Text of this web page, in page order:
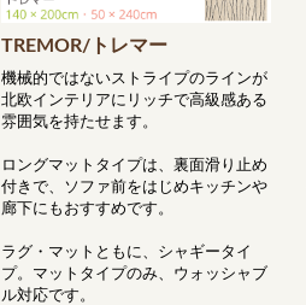
TREMOR/トレマー
機械的ではないストライプのラインが
北欧インテリアにリッチで高級感ある
雰囲気を持たせます。
ロングマットタイプは、裏面滑り止め
付きで、ソファ前をはじめキッチンや
廊下にもおすすめです。
ラグ・マットともに、シャギータイ
プ。マットタイプのみ、ウォッシャブ
ル対応です。